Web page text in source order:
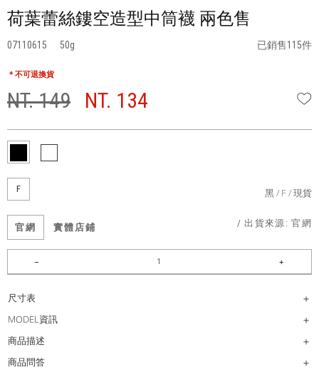
荷葉蕾絲鏤空造型中筒襪 兩色售
07110615 50 已銷售115件
* 不可退換貨
NT. 149 NT. 134
F 黑 F 現貨
官網 實體店鋪 / 出貨來源:官網
尺寸表
MODEL資訊
商品描述
商品問答